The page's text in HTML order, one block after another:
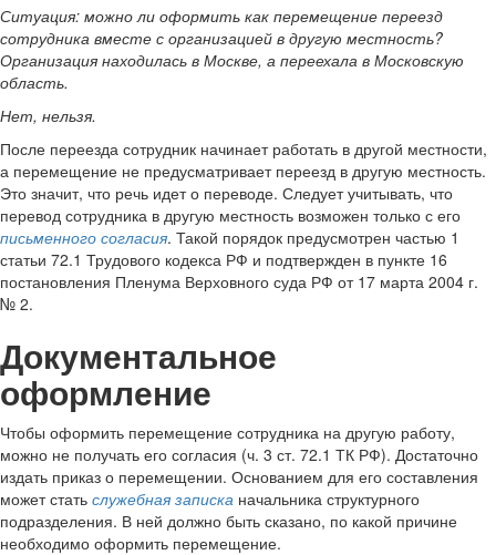
Ситуация: можно ли оформить как перемещение переезд
сотрудника вместе с организацией в другую местность?
Организация находилась в Москве, а переехала в Московскую
область.
Нет, нельзя.
После переезда сотрудник начинает работать в другой местности,
а перемещение не предусматривает переезд в другую местность.
Это значит, что речь идет о переводе. Следует учитывать, что
перевод сотрудника в другую местность возможен только с его
письменного согласия. Такой порядок предусмотрен частью 1
статьи 72.1 Трудового кодекса РФ и подтвержден в пункте 16
постановления Пленума Верховного суда РФ от 17 марта 2004 г.
№ 2.
Документальное
оформление
Чтобы оформить перемещение сотрудника на другую работу,
можно не получать его согласия (ч. 3 ст. 72.1 ТК РФ). Достаточно
издать приказ о перемещении. Основанием для его составления
может стать служебная записка начальника структурного
подразделения. В ней должно быть сказано, по какой причине
необходимо оформить перемещение.